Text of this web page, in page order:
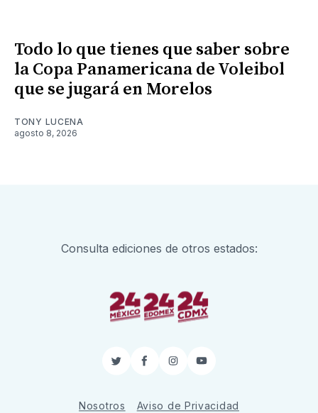
Todo lo que tienes que saber sobre
la Copa Panamericana de Voleibol
que se jugará en Morelos
TONY LUCENA
agosto 8, 2026
Consulta ediciones de otros estados:
TwitterFacebook
InstagramYouTube
Nosotros Aviso de Privacidad